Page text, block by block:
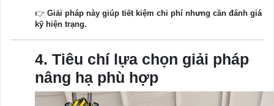
👉 Giải pháp này giúp tiết kiệm chi phí nhưng cần đánh giá
kỹ hiện trạng.
4. Tiêu chí lựa chọn giải pháp
nâng hạ phù hợp